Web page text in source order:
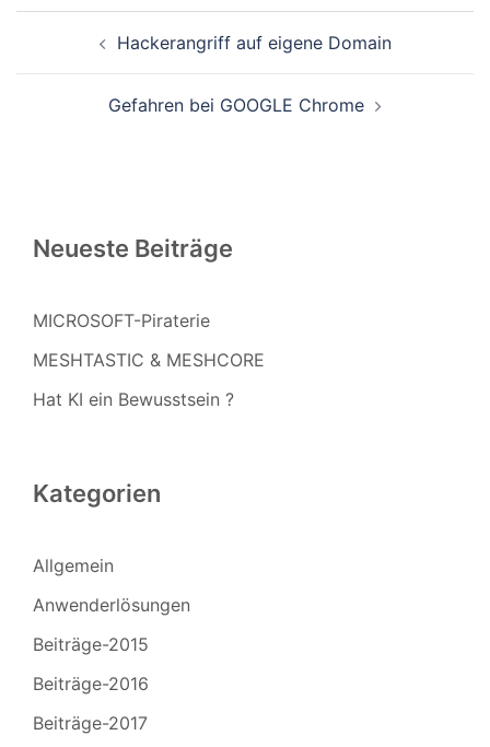
Hackerangriff auf eigene Domain
Gefahren bei GOOGLE Chrome
Neueste Beiträge
MICROSOFT-Piraterie
MESHTASTIC & MESHCORE
Hat KI ein Bewusstsein ?
Kategorien
Allgemein
Anwenderlösungen
Beiträge-2015
Beiträge-2016
Beiträge-2017